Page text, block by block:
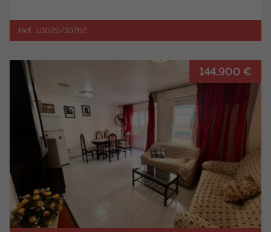
Ref. JJ1029/10762
144.900 €